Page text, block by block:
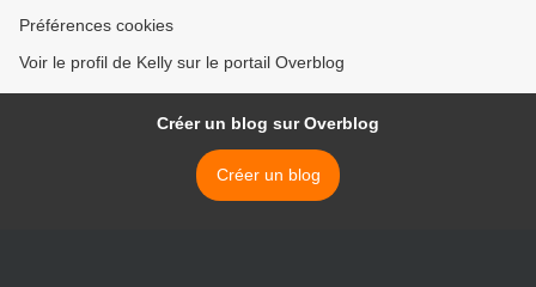
Préférences cookies
Voir le profil de Kelly sur le portail Overblog
Créer un blog sur Overblog
Créer un blog